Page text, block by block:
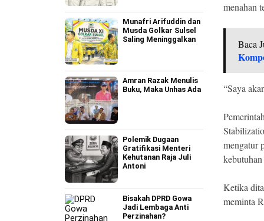
Munafri Arifuddin dan
Musda Golkar Sulsel
Saling Meninggalkan
Amran Razak Menulis
Buku, Maka Unhas Ada
Polemik Dugaan
Gratifikasi Menteri
Kehutanan Raja Juli
Antoni
Bisakah DPRD Gowa
Jadi Lembaga Anti
Perzinahan?
menahan
Baca
“Saya
mengatur
Ketika
meminta